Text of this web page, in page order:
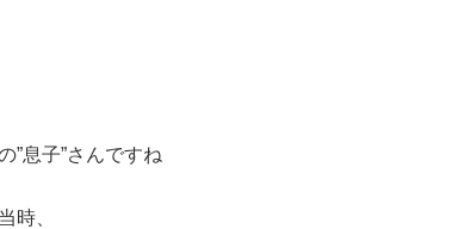
”息子”さんですね
時、